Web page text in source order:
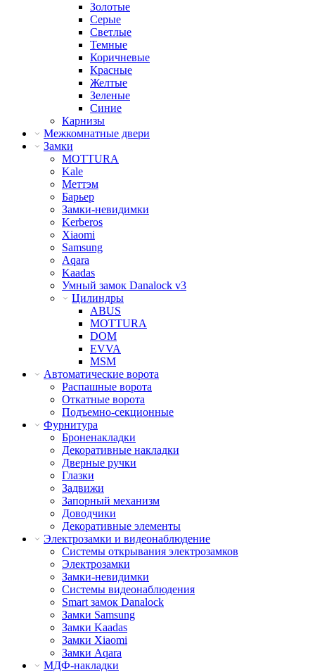
Золотые
Серые
Светлые
Темные
Коричневые
Красные
Желтые
Зеленые
Синие
Карнизы
Межкомнатные двери
Замки
MOTTURA
Kale
Меттэм
Барьер
Замки-невидимки
Kerberos
Xiaomi
Samsung
Aqara
Kaadas
Умный замок Danalock v3
Цилиндры
ABUS
MOTTURA
DOM
EVVA
MSM
Автоматические ворота
Распашные ворота
Откатные ворота
Подъемно-секционные
Фурнитура
Броненакладки
Декоративные накладки
Дверные ручки
Глазки
Задвижи
Запорный механизм
Доводчики
Декоративные элементы
Электрозамки и видеонаблюдение
Системы открывания электрозамков
Электрозамки
Замки-невидимки
Системы видеонаблюдения
Smart замок Danalock
Замки Samsung
Замки Kaadas
Замки Xiaomi
Замки Aqara
МДФ-накладки